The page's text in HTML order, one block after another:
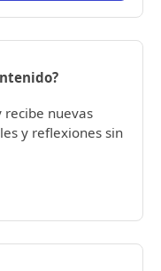
recibe nuevas
y reflexiones sin